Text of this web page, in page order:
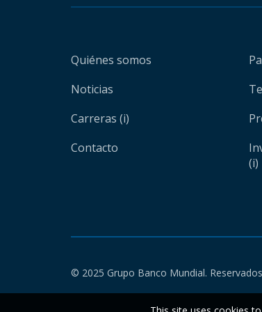
Quiénes somos
Noticias
Carreras (i)
Contacto
(i)
© 2025 Grupo Banco Mundial.